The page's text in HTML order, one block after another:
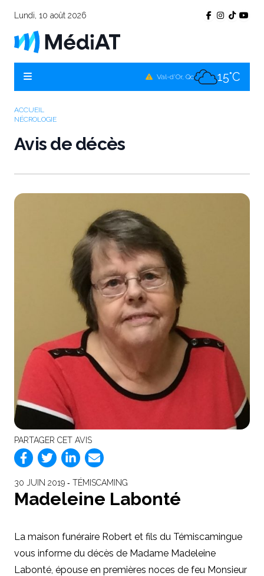
Lundi, 10 août 2026
Val-d'Or, Qc 15°C
ACCUEIL
NÉCROLOGIE
Avis de décès
PARTAGER CET AVIS
30 JUIN 2019 ‐ TÉMISCAMING
Madeleine Labonté
La maison funéraire Robert et fils du Témiscamingue
vous informe du décès de Madame Madeleine
Labonté, épouse en premières noces de feu Monsieur